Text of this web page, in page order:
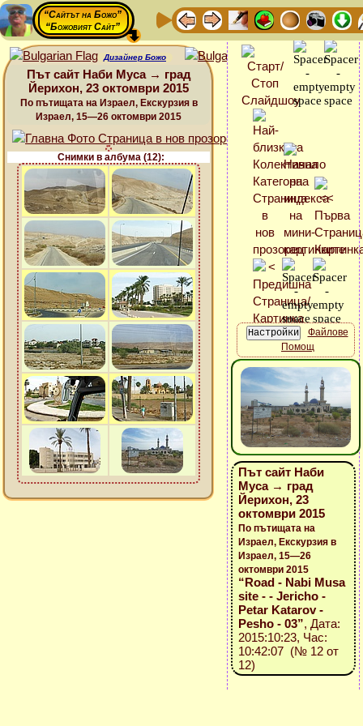
“Сайтът на Божо”
“Божовият Сайт”
Дизайнер Божо
Път сайт Наби Муса → град
Йерихон, 23 октомври 2015
По пътищата на Израел, Екскурзия в
Израел, 15—26 октомври 2015
Снимки в албума (12):
Файлове
Помощ
Път сайт Наби
Муса → град
Йерихон, 23
октомври 2015
По пътищата на
Израел, Екскурзия в
Израел, 15—26
октомври 2015
“Road - Nabi Musa
site - - Jericho -
Petar Katarov -
Pesho - 03”, Дата:
2015:10:23, Час:
10:42:07 (№ 12 от
12)